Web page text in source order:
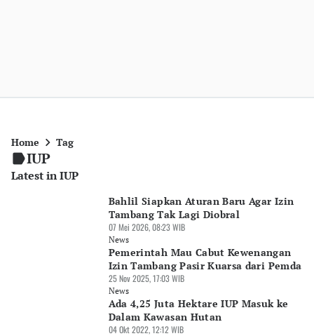
Home Tag
IUP
Latest in IUP
Bahlil Siapkan Aturan Baru Agar Izin
Tambang Tak Lagi Diobral
07 Mei 2026, 08:23 WIB
News
Pemerintah Mau Cabut Kewenangan
Izin Tambang Pasir Kuarsa dari Pemda
25 Nov 2025, 17:03 WIB
News
Ada 4,25 Juta Hektare IUP Masuk ke
Dalam Kawasan Hutan
04 Okt 2022, 12:12 WIB